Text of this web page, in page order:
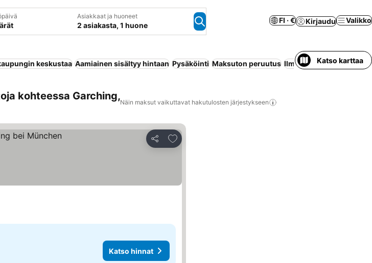
Asiakkaat ja huoneet
2 asiakasta, 1 huone
FI · € Kirjaudu Valikko
keskustaa Aamiainen sisältyy hintaan Pysäköinti Maksuton peruutus Ilmastointi Lemmikit
Katso karttaa
kohteessa Garching,
Näin maksut vaikuttavat hakutulosten järjestykseen
Jaa
Lisää suosikkeihin
Katso hinnat